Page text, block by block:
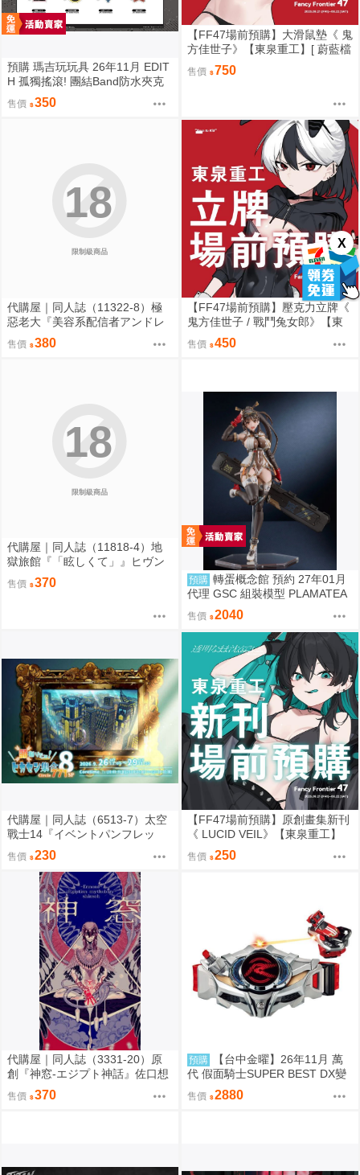
X
預購 瑪吉玩玩具 26年11月 EDIT
H 孤獨搖滾! 團結Band防水夾克
角色壓克力立牌 0901
售價 350
【FF47場前預購】大滑鼠墊《 鬼
方佳世子》【東泉重工】[ 蔚藍檔
案 ブルアカ / 鬼方佳世子 カヨコ
]
售價 750
限制級商品
18
代購屋｜同人誌（11322-8）極
惡老大『美容系配信者アンドレ
アルフスと解説のヴァサゴさ
ん』龍童誠斗 隠秘哲学社
售價 380
【FF47場前預購】壓克力立牌《
鬼方佳世子 / 戰鬥兔女郎》【東
泉重工】[ 蔚藍檔案 ブルアカ / 鬼
方佳世子 カヨコ ]
售價 450
限制級商品
18
代購屋｜同人誌（11818-4）地
獄旅館『「眩しくて」』ヒヴン
ショウ ないない★ぱらだいす
售價 370 預購 轉蛋概念館 預約 27年01月
代理 GSC 組裝模型 PLAMATEA
繪師toridamono MX醬 約16公分
售價 2040
代購屋｜同人誌（6513-7）太空
戰士14『イベントパンフレッ
ト』【頭割り】運営 なては
售價 230
【FF47場前預購】原創畫集新刊
《 LUCID VEIL》【東泉重工】
售價 250
代購屋｜同人誌（3331-20）原
創『神窓-エジプト神話』佐口想
ORO
售價 370
預購
【台中金曜】26年11月 萬
代 假面騎士SUPER BEST DX變
身腰帶Drive驅動器&移速手鐲 再
版 0814
售價 2880